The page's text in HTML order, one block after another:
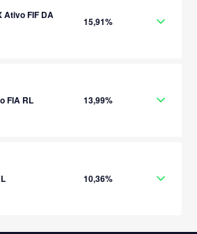
Ativo FIF DA
15,91%
FIA RL 13,99%
10,36%